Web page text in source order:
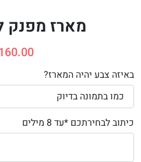
מארז מפנק
באיזה צבע יהיה המארז?
כיתוב לבחירתכם *עד 8 מילים